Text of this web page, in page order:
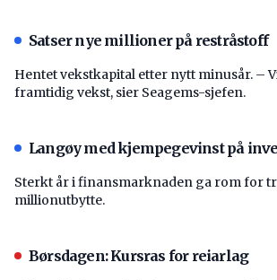
Satser nye millioner på restråstoff
Hentet vekstkapital etter nytt minusår. –
framtidig vekst, sier Seagems-sjefen.
Langøy med kjempegevinst på
Sterkt år i finansmarknaden ga rom for
millionutbytte.
Børsdagen: Kursras for reiarlag